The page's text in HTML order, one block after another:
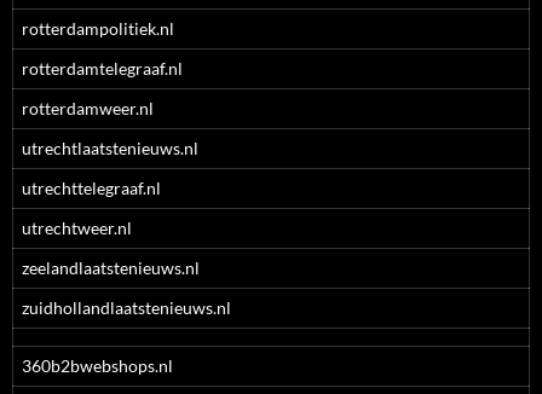
rotterdampolitiek.nl
rotterdamtelegraaf.nl
rotterdamweer.nl
utrechtlaatstenieuws.nl
utrechttelegraaf.nl
utrechtweer.nl
zeelandlaatstenieuws.nl
zuidhollandlaatstenieuws.nl
360b2bwebshops.nl